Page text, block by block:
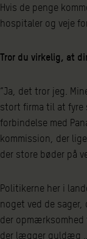
Hvis de penge
hospitaler og veje
Tror du virkelig, at
”Ja, det tror jeg.
stort firma til at fyre
forbindelse med
kommission, der
der store bøder på
Politikerne her i
noget ved de
der opmærksomhed
der lægger guldæg